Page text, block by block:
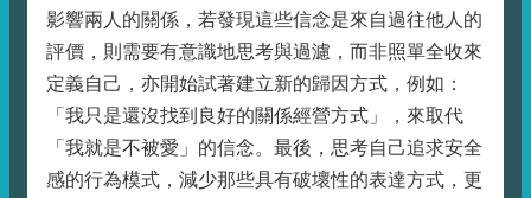
影響兩人的關係，若發現這些信念是來自過往他人的
評價，則需要有意識地思考與過濾，而非照單全收來
定義自己，亦開始試著建立新的歸因方式，例如：
「我只是還沒找到良好的關係經營方式」，來取代
「我就是不被愛」的信念。最後，思考自己追求安全
感的行為模式，減少那些具有破壞性的表達方式，更